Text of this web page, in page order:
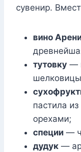
сувенир.
вино
тутовку —
пастила
орехами;
специи —
дудук —